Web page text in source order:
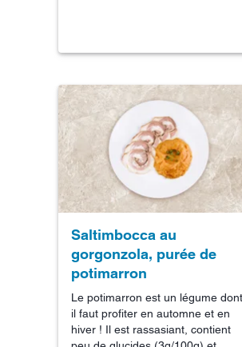
Saltimbocca au
gorgonzola, purée de
potimarron
Le potimarron est un légume dont
il faut profiter en automne et en
hiver ! Il est rassasiant, contient